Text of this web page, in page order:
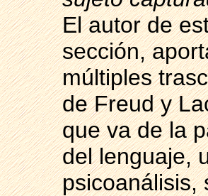
El autor de
sección,
múltiples
de Freud y
que va de la
del lenguaje,
psicoanálisis,